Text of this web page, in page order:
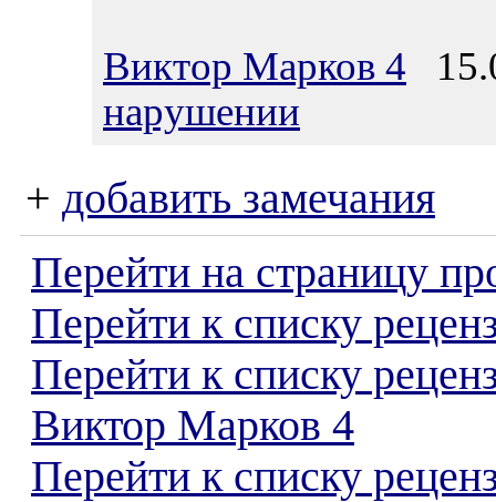
Виктор Марков 4
нарушении
+ добавить замечания
Перейти на страницу
Перейти к списку
Перейти к списку
Виктор Марков 4
Перейти к списку